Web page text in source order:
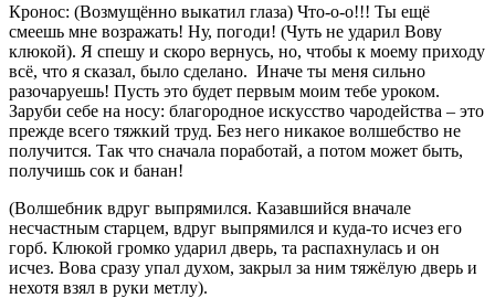
Кронос: (Возмущённо выкатил глаза) Что-о-о!!! Ты ещё
смеешь мне возражать! Ну, погоди! (Чуть не ударил Вову
клюкой). Я спешу и скоро вернусь, но, чтобы к моему приходу
всё, что я сказал, было сделано. Иначе ты меня сильно
разочаруешь! Пусть это будет первым моим тебе уроком.
Заруби себе на носу: благородное искусство чародейства – это
прежде всего тяжкий труд. Без него никакое волшебство не
получится. Так что сначала поработай, а потом может быть,
получишь сок и банан!
(Волшебник вдруг выпрямился. Казавшийся вначале
несчастным старцем, вдруг выпрямился и куда-то исчез его
горб. Клюкой громко ударил дверь, та распахнулась и он
исчез. Вова сразу упал духом, закрыл за ним тяжёлую дверь и
нехотя взял в руки метлу).